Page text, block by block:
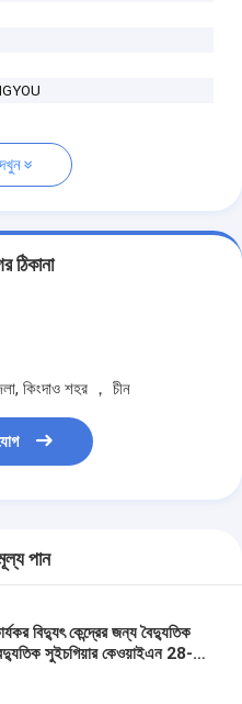
ঠিকানা
কিংদাও শহর ， চীন
পান
বিদ্যুৎ কেন্দ্রের জন্য বৈদ্যুতিক
সুইচগিয়ার কেওয়াইএন 28-22